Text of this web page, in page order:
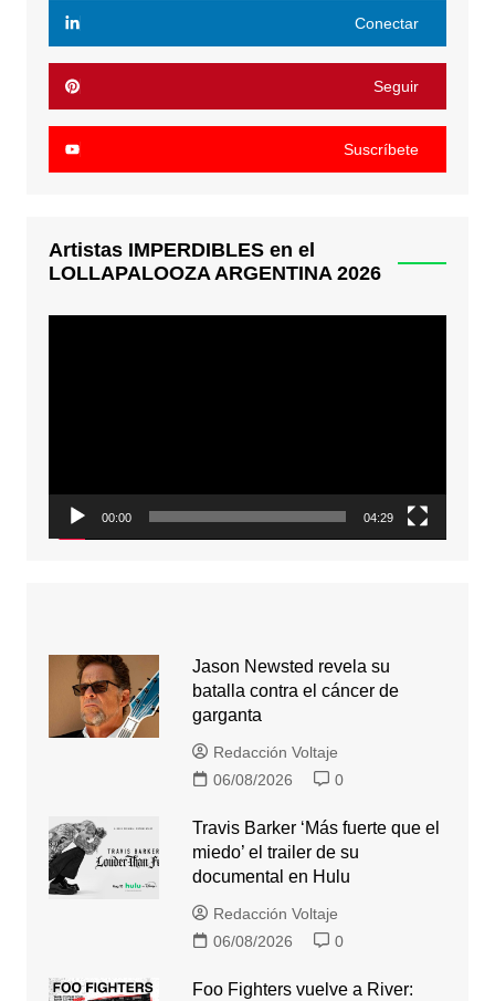
Conectar
Seguir
Suscríbete
Artistas IMPERDIBLES en el
LOLLAPALOOZA ARGENTINA 2026
00:00 04:29
Jason Newsted revela su
batalla contra el cáncer de
garganta
Redacción Voltaje
06/08/2026
0
Travis Barker ‘Más fuerte que el
miedo’ el trailer de su
documental en Hulu
Redacción Voltaje
06/08/2026
0
Foo Fighters vuelve a River: